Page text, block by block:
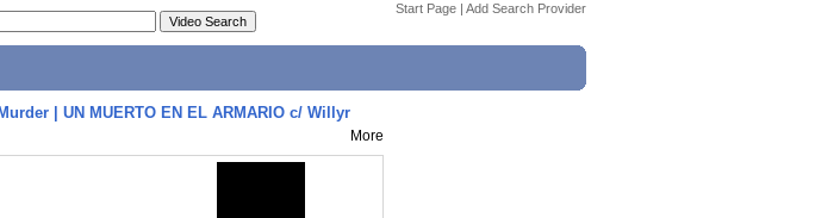
Start Page | Add Search Provider
| UN MUERTO EN EL ARMARIO c/ Willyr
More